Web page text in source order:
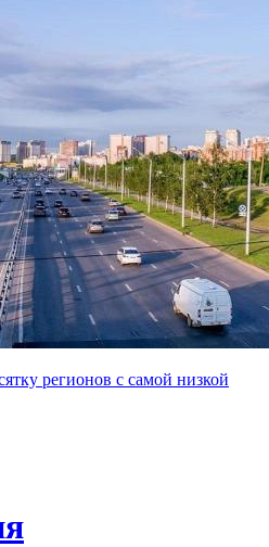
регионов с самой низкой